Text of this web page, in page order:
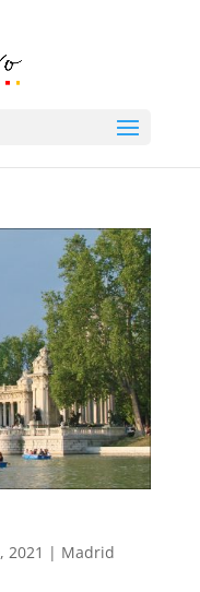
2021 | Madrid